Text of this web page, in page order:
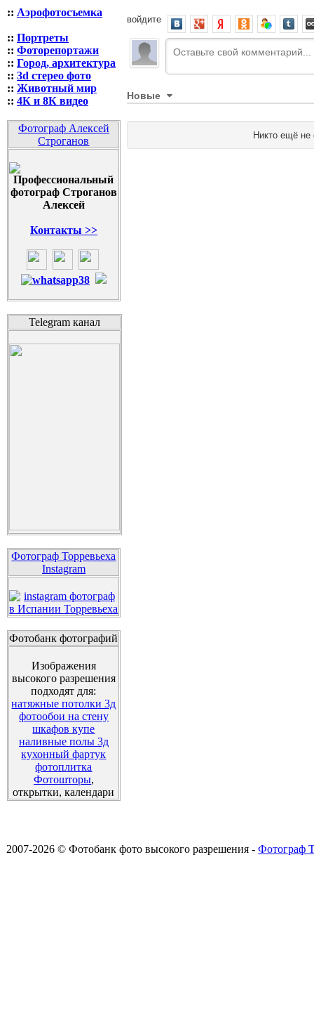
:: Аэрофотосъемка
:: Портреты
:: Фоторепортажи
:: Город, архитектура
:: 3d стерео фото
:: Животный мир
:: 4К и 8К видео
Фотограф Алексей
Строганов
Контакты >>
Telegram канал
Фотограф Торревьеха
Instagram
Фотобанк фотографий
Изображения
высокого разрешения
подходят для:
натяжные потолки 3д
фотообои на стену
шкафов купе
наливные полы 3д
кухонный фартук
фотоплитка
Фотошторы,
открытки, календари
войдите
Новые
Никто ещё не
2007-2026 © Фотобанк фото высокого разрешения - Фотограф